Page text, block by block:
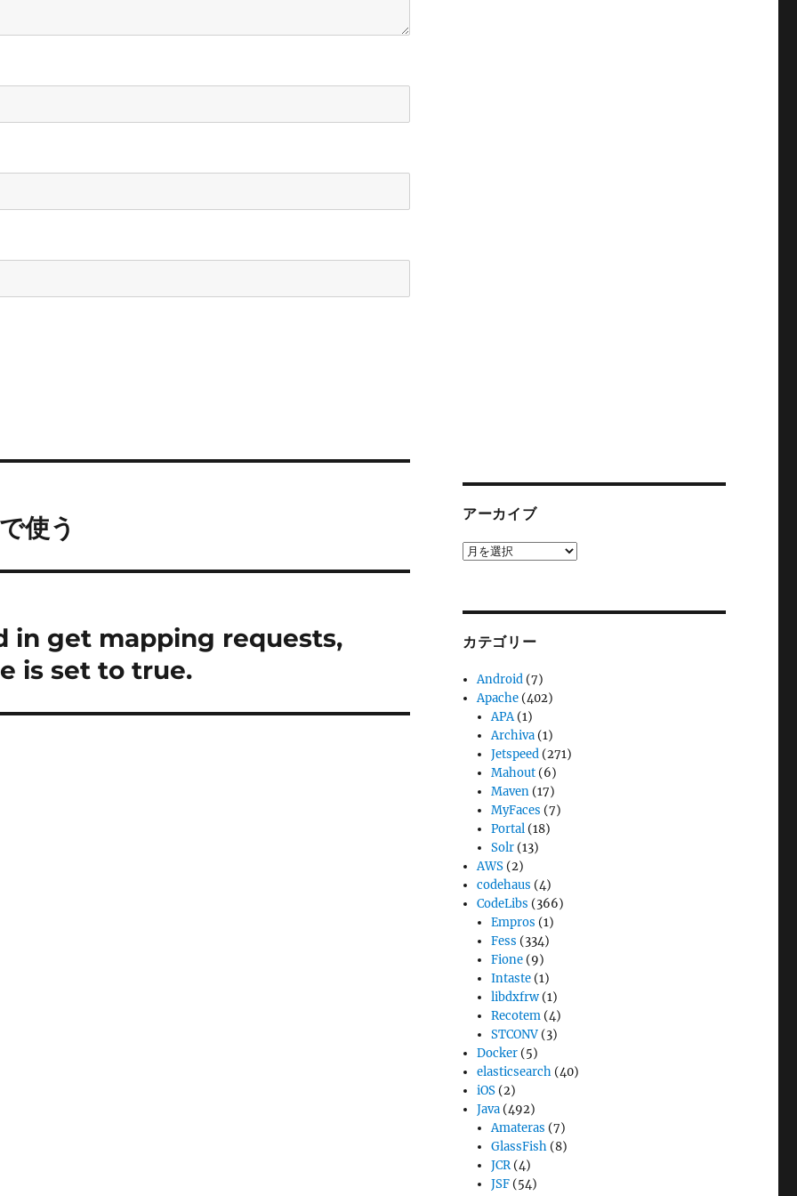
使う
in get mapping requests,
is set to true.
アーカイブ
ア
カテゴリー
Android (7)
Apache (402)
APA(1)
Archiva (1)
Jetspeed (271)
Mahout (6)
Maven (17)
MyFaces (7)
Portal (18)
Solr (13)
AWS (2)
codehaus (4)
CodeLibs (366)
Empros (1)
Fess (334)
Fione (9)
Intaste (1)
libdxfrw (1)
Recotem (4)
STCONV (3)
Docker (5)
elasticsearch (40)
iOS (2)
Java (492)
Amateras (7)
GlassFish (8)
JCR(4)
JSF (54)